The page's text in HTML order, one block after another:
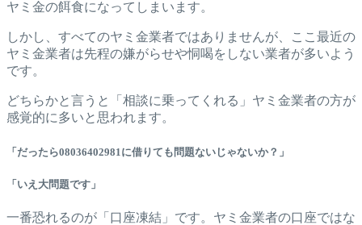
ヤミ金の餌食になってしまいます。
しかし、すべてのヤミ金業者ではありませんが、ここ最近の
ヤミ金業者は先程の嫌がらせや恫喝をしない業者が多いよう
です。
どちらかと言うと「相談に乗ってくれる」ヤミ金業者の方が
感覚的に多いと思われます。
「だったら08036402981に借りても問題ないじゃないか？」
「いえ大問題です」
一番恐れるのが「口座凍結」です。ヤミ金業者の口座ではな